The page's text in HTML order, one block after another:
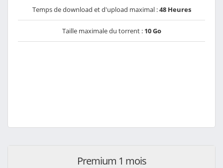
Temps de download et d'upload maximal :48 Heures
Taille maximale du torrent : 10 Go
Premium 1 mois